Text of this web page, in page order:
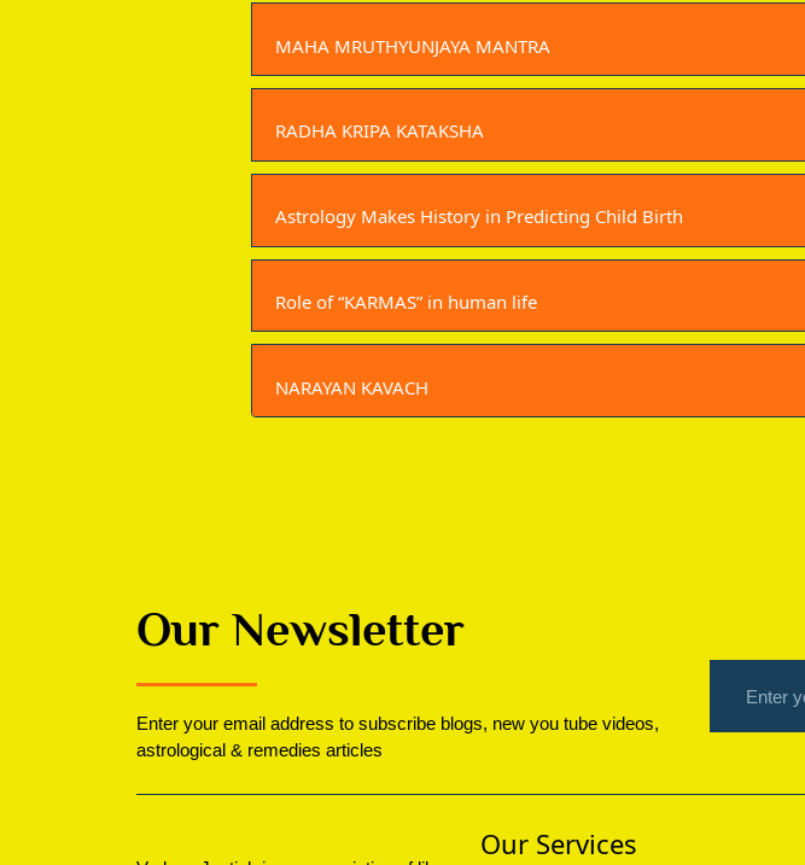
MAHA MRUTHYUNJAYA MANTRA
RADHA KRIPA KATAKSHA
Astrology Makes History in Predicting Child Birth
Role of “KARMAS” in human life
NARAYAN KAVACH
Our Newsletter
Enter your email address to subscribe blogs, new you tube videos,
astrological & remedies articles
Our Services